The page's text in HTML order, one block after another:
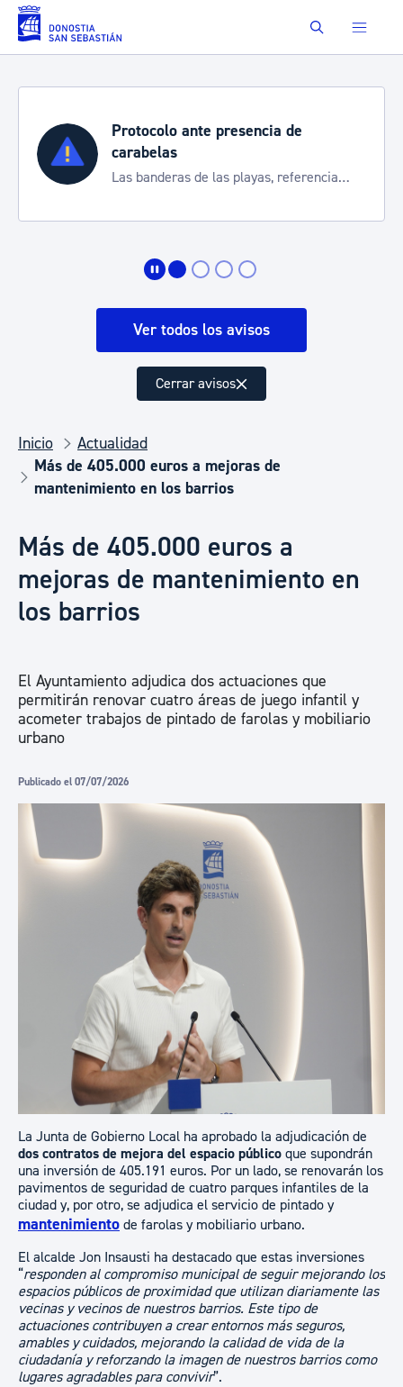
Saltar al contenido principal Buscar
Protocolo ante presencia de
carabelas
Las banderas de las playas, referencia
Ver todos los avisos
Cerrar avisos
Inicio
Actualidad
Más de 405.000 euros a mejoras de
mantenimiento en los barrios
Más de 405.000 euros a
mejoras de mantenimiento en
los barrios
El Ayuntamiento adjudica dos actuaciones que
permitirán renovar cuatro áreas de juego infantil y
acometer trabajos de pintado de farolas y mobiliario
urbano
Publicado el 07/07/2026
La Junta de Gobierno Local ha aprobado la adjudicación de
dos contratos de mejora del espacio público que supondrán
una inversión de 405.191 euros. Por un lado, se renovarán los
pavimentos de seguridad de cuatro parques infantiles de la
ciudad y, por otro, se adjudica el servicio de pintado y
mantenimiento de farolas y mobiliario urbano.
El alcalde Jon Insausti ha destacado que estas inversiones
“responden al compromiso municipal de seguir mejorando los
espacios públicos de proximidad que utilizan diariamente las
vecinas y vecinos de nuestros barrios. Este tipo de
actuaciones contribuyen a crear entornos más seguros,
amables y cuidados, mejorando la calidad de vida de la
ciudadanía y reforzando la imagen de nuestros barrios como
lugares agradables para convivir”.